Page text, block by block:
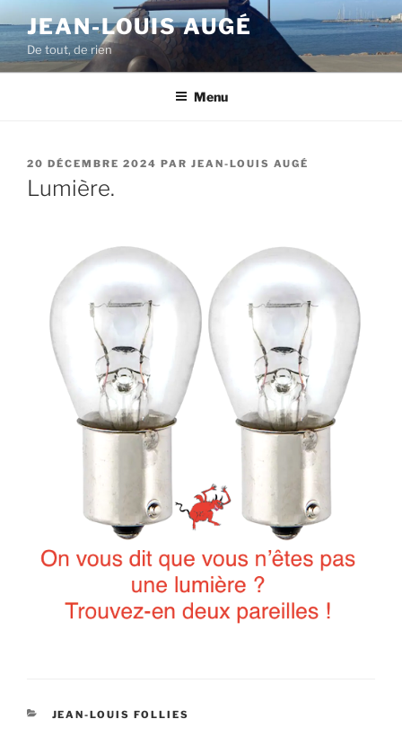
au
contenu
principal
JEAN-LOUIS AUGÉ
De tout, de rien
Menu
PUBLIÉ
LE
20 DÉCEMBRE 2024 PAR JEAN-LOUIS AUGÉ
Lumière.
CATÉGORIES
JEAN-LOUIS FOLLIES